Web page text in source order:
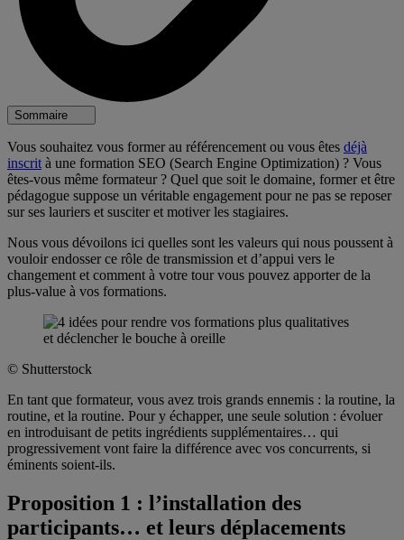
Sommaire
Vous souhaitez vous former au référencement ou vous êtes déjà
inscrit à une formation SEO (Search Engine Optimization) ? Vous
êtes-vous même formateur ? Quel que soit le domaine, former et être
pédagogue suppose un véritable engagement pour ne pas se reposer
sur ses lauriers et susciter et motiver les stagiaires.
Nous vous dévoilons ici quelles sont les valeurs qui nous poussent à
vouloir endosser ce rôle de transmission et d’appui vers le
changement et comment à votre tour vous pouvez apporter de la
plus-value à vos formations.
© Shutterstock
En tant que formateur, vous avez trois grands ennemis : la routine, la
routine, et la routine. Pour y échapper, une seule solution : évoluer
en introduisant de petits ingrédients supplémentaires… qui
progressivement vont faire la différence avec vos concurrents, si
éminents soient-ils.
Proposition 1 : l’installation des
participants… et leurs déplacements